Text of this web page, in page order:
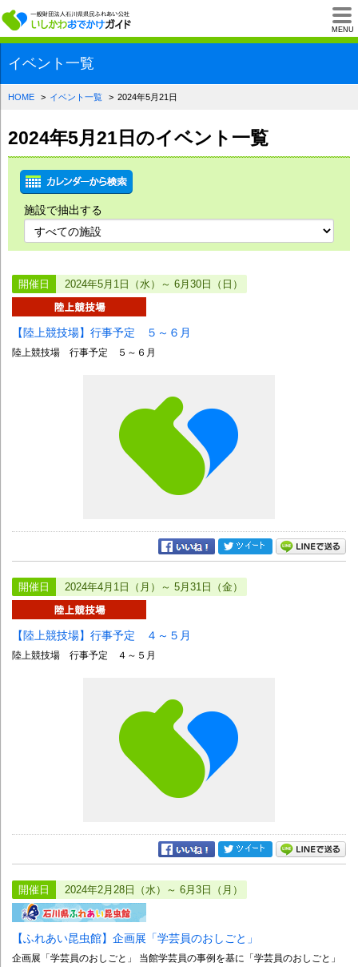
MENU
一般財団法人石川
イベント一覧
HOME イベント一覧 2024年5月21日
2024年5月21日のイベント一覧
施設で抽出する
開催日 2024年5月1日（水）～ 6月30日（日）
【陸上競技場】行事予定 ５～６月
陸上競技場 行事予定 ５～６月
開催日 2024年4月1日（月）～ 5月31日（金）
【陸上競技場】行事予定 ４～５月
陸上競技場 行事予定 ４～５月
開催日 2024年2月28日（水）～ 6月3日（月）
【ふれあい昆虫館】企画展「学芸員のおしごと」
企画展「学芸員のおしごと」 当館学芸員の事例を基に「学芸員のおしごと」